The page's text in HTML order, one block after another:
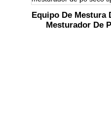
Equipo De Mestura
Mesturador De